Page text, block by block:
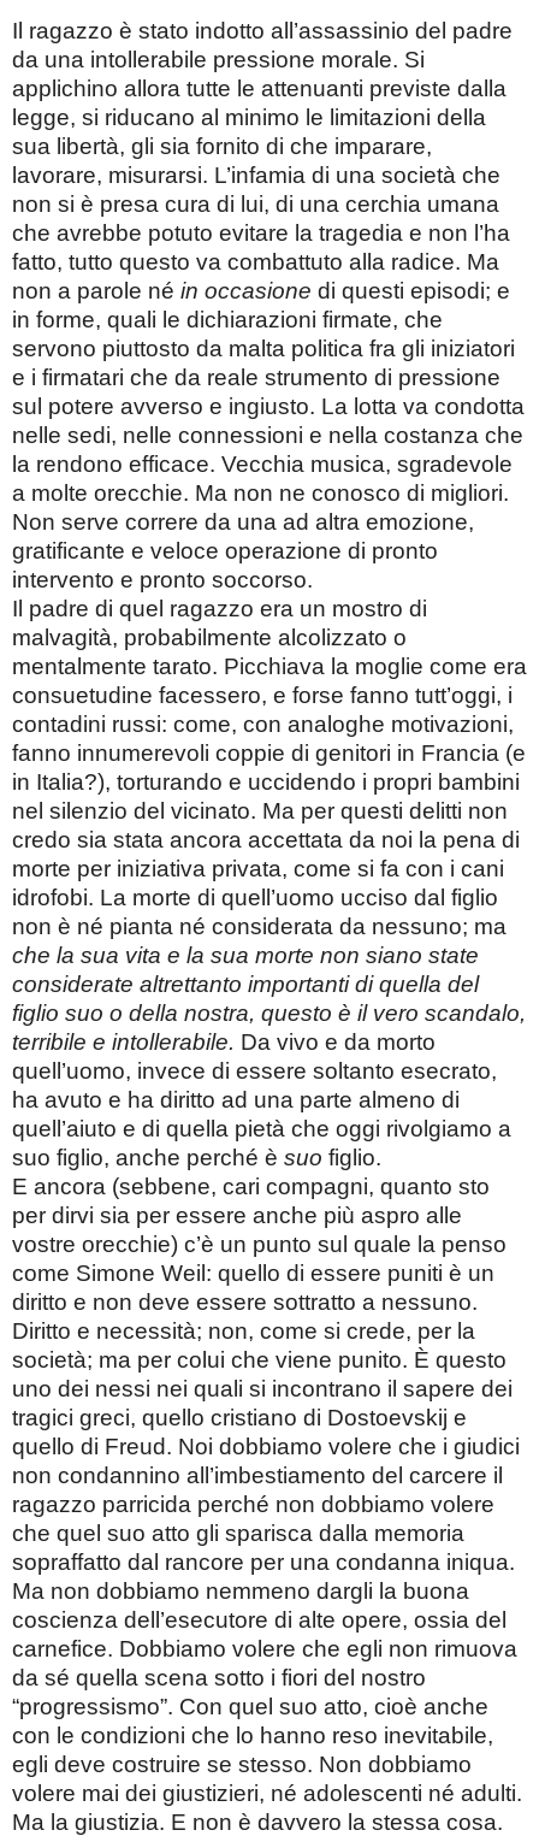
Il ragazzo è stato indotto all’assassinio del padre
da una intollerabile pressione morale. Si
applichino allora tutte le attenuanti previste dalla
legge, si riducano al minimo le limitazioni della
sua libertà, gli sia fornito di che imparare,
lavorare, misurarsi. L’infamia di una società che
non si è presa cura di lui, di una cerchia umana
che avrebbe potuto evitare la tragedia e non l’ha
fatto, tutto questo va combattuto alla radice. Ma
non a parole né in occasione di questi episodi; e
in forme, quali le dichiarazioni firmate, che
servono piuttosto da malta politica fra gli iniziatori
e i firmatari che da reale strumento di pressione
sul potere avverso e ingiusto. La lotta va condotta
nelle sedi, nelle connessioni e nella costanza che
la rendono efficace. Vecchia musica, sgradevole
a molte orecchie. Ma non ne conosco di migliori.
Non serve correre da una ad altra emozione,
gratificante e veloce operazione di pronto
intervento e pronto soccorso.
Il padre di quel ragazzo era un mostro di
malvagità, probabilmente alcolizzato o
mentalmente tarato. Picchiava la moglie come era
consuetudine facessero, e forse fanno tutt’oggi, i
contadini russi: come, con analoghe motivazioni,
fanno innumerevoli coppie di genitori in Francia (e
in Italia?), torturando e uccidendo i propri bambini
nel silenzio del vicinato. Ma per questi delitti non
credo sia stata ancora accettata da noi la pena di
morte per iniziativa privata, come si fa con i cani
idrofobi. La morte di quell’uomo ucciso dal figlio
non è né pianta né considerata da nessuno; ma
che la sua vita e la sua morte non siano state
considerate altrettanto importanti di quella del
figlio suo o della nostra, questo è il vero scandalo,
terribile e intollerabile. Da vivo e da morto
quell’uomo, invece di essere soltanto esecrato,
ha avuto e ha diritto ad una parte almeno di
quell’aiuto e di quella pietà che oggi rivolgiamo a
suo figlio, anche perché è suo figlio.
E ancora (sebbene, cari compagni, quanto sto
per dirvi sia per essere anche più aspro alle
vostre orecchie) c’è un punto sul quale la penso
come Simone Weil: quello di essere puniti è un
diritto e non deve essere sottratto a nessuno.
Diritto e necessità; non, come si crede, per la
società; ma per colui che viene punito. È questo
uno dei nessi nei quali si incontrano il sapere dei
tragici greci, quello cristiano di Dostoevskij e
quello di Freud. Noi dobbiamo volere che i giudici
non condannino all’imbestiamento del carcere il
ragazzo parricida perché non dobbiamo volere
che quel suo atto gli sparisca dalla memoria
sopraffatto dal rancore per una condanna iniqua.
Ma non dobbiamo nemmeno dargli la buona
coscienza dell’esecutore di alte opere, ossia del
carnefice. Dobbiamo volere che egli non rimuova
da sé quella scena sotto i fiori del nostro
“progressismo”. Con quel suo atto, cioè anche
con le condizioni che lo hanno reso inevitabile,
egli deve costruire se stesso. Non dobbiamo
volere mai dei giustizieri, né adolescenti né adulti.
Ma la giustizia. E non è davvero la stessa cosa.